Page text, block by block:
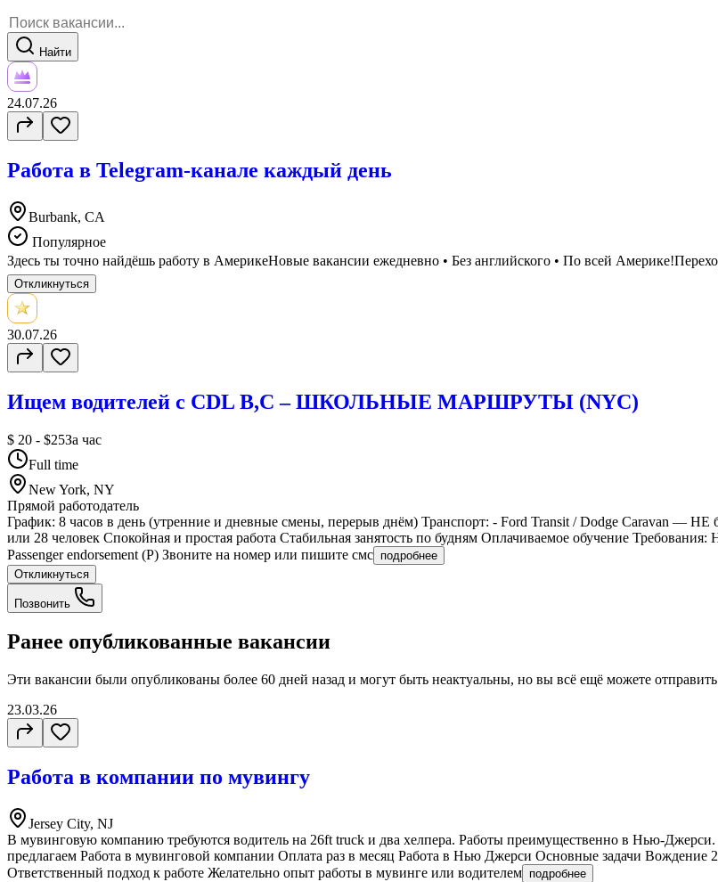
Найти
24.07.26
Работа в Telegram-канале каждый день
Burbank, CA
Популярное
Здесь ты точно найдёшь работу в АмерикеНовые вакансии ежедневно • Без английского • По всей
Откликнуться
30.07.26
Ищем водителей с CDL B,С – ШКОЛЬНЫЕ МАРШРУТЫ (NYC)
$ 20 - $25За час
Full time
New York, NY
Прямой работодатель
График: 8 часов в день (утренние и дневные смены, перерыв днём) Транспорт: - Ford Transit / Dodge Caravan —
или 28 человек Спокойная и простая работа Стабильная занятость по будням Оплачиваемое обучение
Passenger endorsement (P) Звоните на номер или пишите смс подробнее
Откликнуться
Позвонить
Ранее опубликованные вакансии
Эти вакансии были опубликованы более 60 дней назад и могут быть неактуальны, но вы всё ещё можете
23.03.26
Работа в компании по мувингу
Jersey City, NJ
В мувинговую компанию требуются водитель на 26ft truck и два хелпера. Работы преимущественно в Нью-
предлагаем Работа в мувинговой компании Оплата раз в месяц Работа в Нью Джерси Основные задачи
Ответственный подход к работе Желательно опыт работы в мувинге или водителем подробнее